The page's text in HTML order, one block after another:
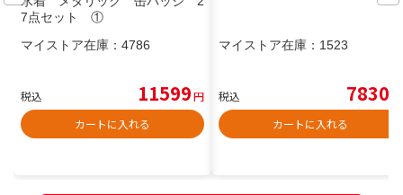
7点セット ①
マイストア在庫： 4786
税込 11599円
カートに入れる
マイストア在庫： 1523
税込 7830
カートに入れる